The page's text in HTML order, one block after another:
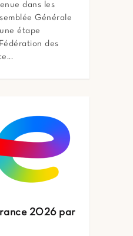
dans les
Générale
étape
des
2026 par